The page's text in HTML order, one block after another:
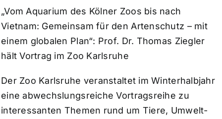
„Vom Aquarium des Kölner Zoos bis nach
Vietnam: Gemeinsam für den Artenschutz – mit
einem globalen Plan“: Prof. Dr. Thomas Ziegler
hält Vortrag im Zoo Karlsruhe
Der Zoo Karlsruhe veranstaltet im Winterhalbjahr
eine abwechslungsreiche Vortragsreihe zu
interessanten Themen rund um Tiere, Umwelt-